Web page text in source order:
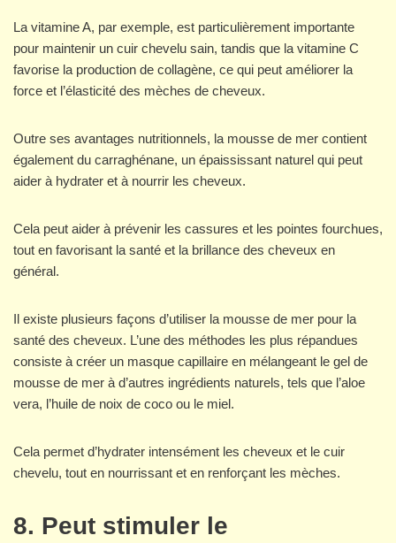
La vitamine A, par exemple, est particulièrement importante
pour maintenir un cuir chevelu sain, tandis que la vitamine C
favorise la production de collagène, ce qui peut améliorer la
force et l’élasticité des mèches de cheveux.
Outre ses avantages nutritionnels, la mousse de mer contient
également du carraghénane, un épaississant naturel qui peut
aider à hydrater et à nourrir les cheveux.
Cela peut aider à prévenir les cassures et les pointes fourchues,
tout en favorisant la santé et la brillance des cheveux en
général.
Il existe plusieurs façons d’utiliser la mousse de mer pour la
santé des cheveux. L’une des méthodes les plus répandues
consiste à créer un masque capillaire en mélangeant le gel de
mousse de mer à d’autres ingrédients naturels, tels que l’aloe
vera, l’huile de noix de coco ou le miel.
Cela permet d’hydrater intensément les cheveux et le cuir
chevelu, tout en nourrissant et en renforçant les mèches.
8. Peut stimuler le